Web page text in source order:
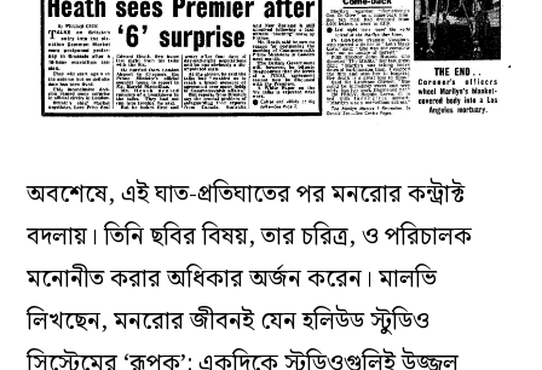
অবশেষে, এই ঘাত-প্রতিঘাতের পর মনরোর কন্ট্রাক্ট
বদলায়। তিনি ছবির বিষয়, তার চরিত্র, ও পরিচালক
মনোনীত করার অধিকার অর্জন করেন। মালভি
লিখছেন, মনরোর জীবনই যেন হলিউড স্টুডিও